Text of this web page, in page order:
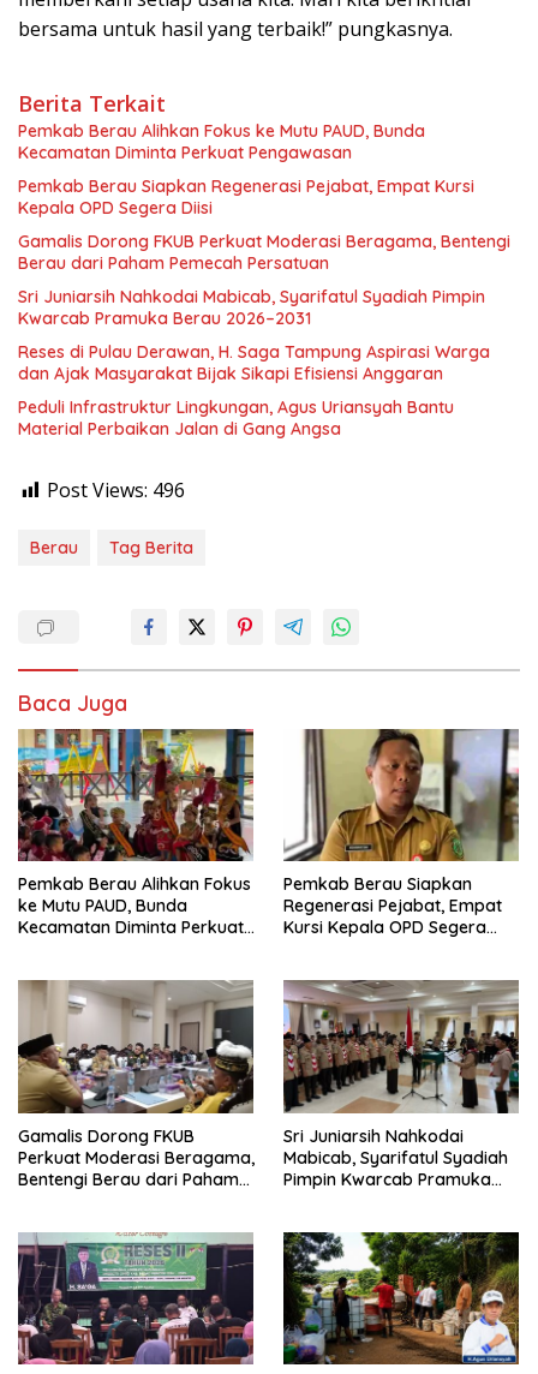
bersama untuk hasil yang terbaik!” pungkasnya.
Berita Terkait
Pemkab Berau Alihkan Fokus ke Mutu PAUD, Bunda
Kecamatan Diminta Perkuat Pengawasan
Pemkab Berau Siapkan Regenerasi Pejabat, Empat Kursi
Kepala OPD Segera Diisi
Gamalis Dorong FKUB Perkuat Moderasi Beragama, Bentengi
Berau dari Paham Pemecah Persatuan
Sri Juniarsih Nahkodai Mabicab, Syarifatul Syadiah Pimpin
Kwarcab Pramuka Berau 2026–2031
Reses di Pulau Derawan, H. Saga Tampung Aspirasi Warga
dan Ajak Masyarakat Bijak Sikapi Efisiensi Anggaran
Peduli Infrastruktur Lingkungan, Agus Uriansyah Bantu
Material Perbaikan Jalan di Gang Angsa
Post Views: 496
Berau Tag Berita
Baca Juga
Pemkab Berau Alihkan Fokus
ke Mutu PAUD, Bunda
Kecamatan Diminta Perkuat
Pemkab Berau Siapkan
Regenerasi Pejabat, Empat
Kursi Kepala OPD Segera
Gamalis Dorong FKUB
Perkuat Moderasi Beragama,
Bentengi Berau dari Paham
Sri Juniarsih Nahkodai
Mabicab, Syarifatul Syadiah
Pimpin Kwarcab Pramuka